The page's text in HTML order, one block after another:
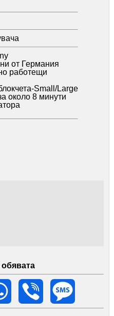
от Германия
работещи
Small/Large
около 8 минути
WhatsApp Viber